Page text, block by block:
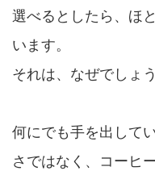
選べるとしたら、ほ
います。
それは、なぜでしょ
何にでも手を出して
さではなく、コーヒ